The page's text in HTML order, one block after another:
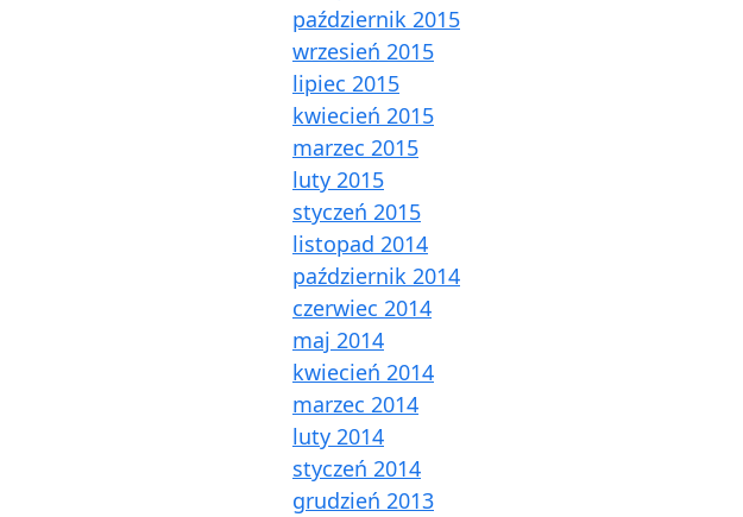
październik 2015
wrzesień 2015
lipiec 2015
kwiecień 2015
marzec 2015
luty 2015
styczeń 2015
listopad 2014
październik 2014
czerwiec 2014
maj 2014
kwiecień 2014
marzec 2014
luty 2014
styczeń 2014
grudzień 2013